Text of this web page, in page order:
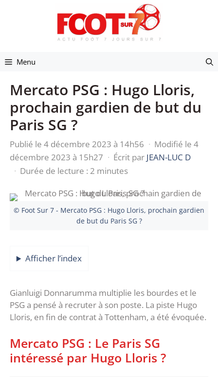
Menu
Mercato PSG : Hugo Lloris,
prochain gardien de but du
Paris SG ?
Publié le 4 décembre 2023 à 14h56 · Modifié le 4
décembre 2023 à 15h27 · Écrit par JEAN-LUC D
· Durée de lecture : 2 minutes
© Foot Sur 7 - Mercato PSG : Hugo Lloris, prochain gardien
de but du Paris SG ?
Afficher l’index
Gianluigi Donnarumma multiplie les bourdes et le
PSG a pensé à recruter à son poste. La piste Hugo
Lloris, en fin de contrat à Tottenham, a été évoquée.
Mercato PSG : Le Paris SG
intéressé par Hugo Lloris ?